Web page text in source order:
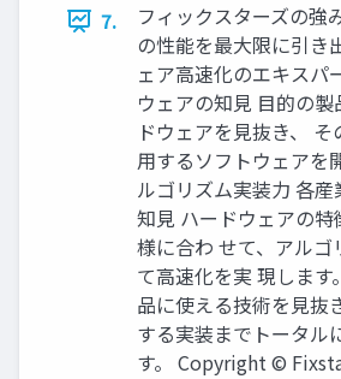
7.
フィックスターズの強
の性能を最大限に引き
ェア高速化のエキスパ
ウェアの知見 目的の
ドウェアを見抜き、
用するソフトウェアを
ルゴリズム実装力 各
知見 ハードウェアの
様に合わ せて、アルゴ
て高速化を実 現します
品に使える技術を見抜
する実装までトータル
す。 Copyright ©